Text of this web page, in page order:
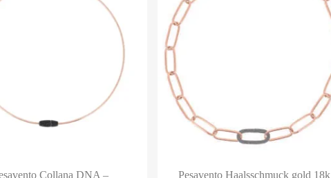
Collana DNA –
Pesavento Haalsschmuck gold 18k